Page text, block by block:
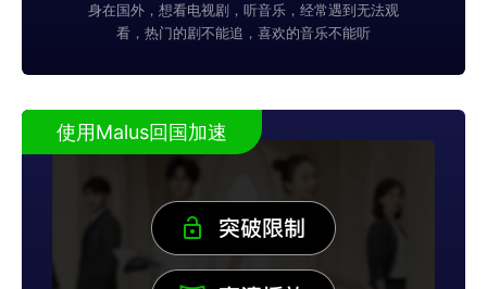
身在国外，想看电视剧，听音乐，经常遇到无法观
看，热门的剧不能追，喜欢的音乐不能听
使用Malus回国加速